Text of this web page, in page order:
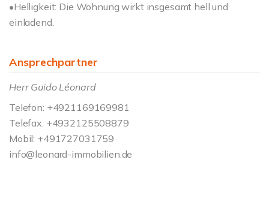
•Helligkeit: Die Wohnung wirkt insgesamt hell und
einladend.
Ansprechpartner
Herr Guido Léonard
Telefon: +4921169169981
Telefax: +4932125508879
Mobil: +491727031759
info@leonard-immobilien.de